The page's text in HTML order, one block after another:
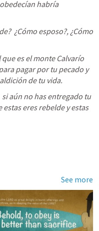
habría
¿Cómo esposo?, ¿Cómo
es el monte Calvarío
pagar por tu pecado y
de tu vida.
aún no has entregado tu
eres rebelde y estas
See more